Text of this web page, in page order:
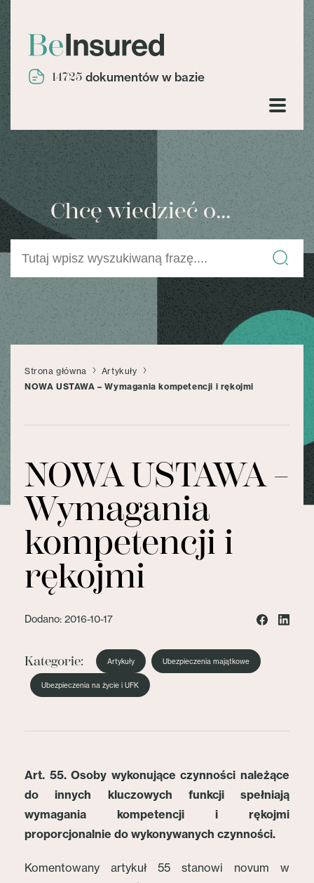
14725 dokumentów w bazie
Chcę wiedzieć o...
Strona główna
Artykuły
NOWA USTAWA – Wymagania kompetencji i rękojmi
NOWA USTAWA –
Wymagania
kompetencji i
rękojmi
Dodano: 2016-10-17
Kategorie: Artykuły Ubezpieczenia majątkowe
Ubezpieczenia na życie i UFK
Art. 55. Osoby wykonujące czynności należące
do innych kluczowych funkcji spełniają
wymagania kompetencji i rękojmi
proporcjonalnie do wykonywanych czynności.
Komentowany artykuł 55 stanowi novum w